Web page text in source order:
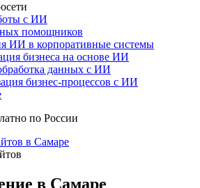
с ИИ
помощников
ИИ в корпоративные системы
бизнеса на основе ИИ
данных с ИИ
бизнес-процессов с ИИ
по России
в Самаре
в Самаре